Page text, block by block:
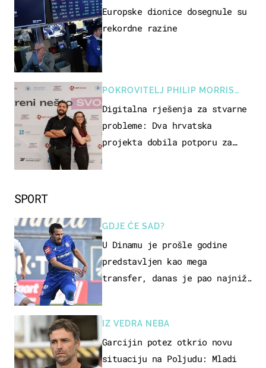
SPORT
GDJE ĆE SAD?
U Dinamu je prošle godine
predstavljen kao mega
transfer, danas je pao najniže
IZ VEDRA NEBA
Garcijin potez otkrio novu
situaciju na Poljudu: Mladi
Europske dionice dosegnule su
rekordne razine
POKROVITELJ PHILIP MORRIS
ZAGREB
Digitalna rješenja za stvarne
probleme: Dva hrvatska
projekta dobila potporu za